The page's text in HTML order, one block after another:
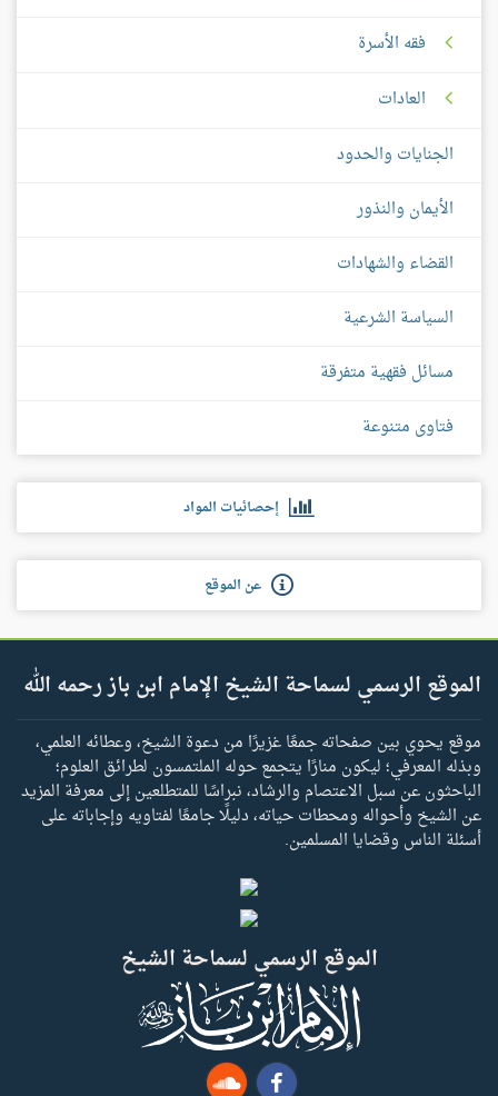
فقه الأسرة
العادات
الجنايات والحدود
الأيمان والنذور
القضاء والشهادات
السياسة الشرعية
مسائل فقهية متفرقة
فتاوى متنوعة
إحصائيات المواد
عن الموقع
الموقع الرسمي لسماحة الشيخ الإمام ابن باز رحمه الله
موقع يحوي بين صفحاته جمعًا غزيرًا من دعوة الشيخ، وعطائه العلمي،
وبذله المعرفي؛ ليكون منارًا يتجمع حوله الملتمسون لطرائق العلوم؛
الباحثون عن سبل الاعتصام والرشاد، نبراسًا للمتطلعين إلى معرفة المزيد
عن الشيخ وأحواله ومحطات حياته، دليلًا جامعًا لفتاويه وإجاباته على
أسئلة الناس وقضايا المسلمين.
الموقع الرسمي لسماحة الشيخ